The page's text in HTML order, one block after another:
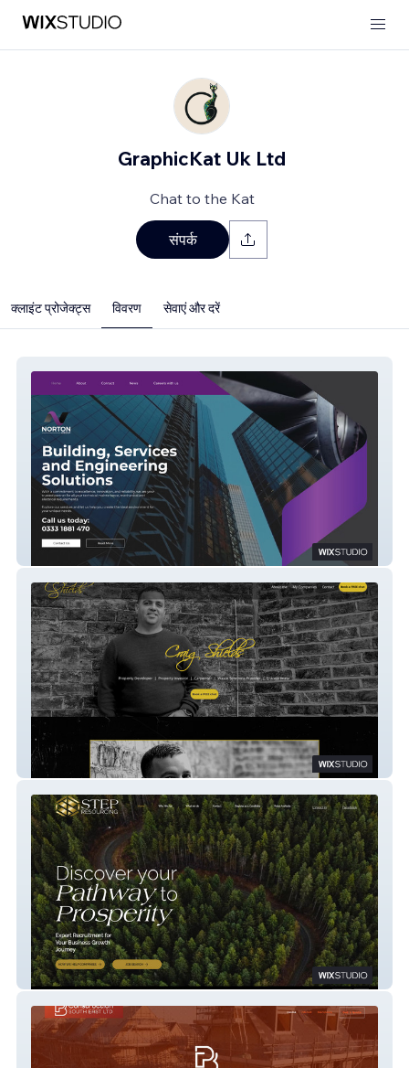
GraphicKat Uk Ltd
Chat to the Kat
संपर्क
क्लाइंट प्रोजेक्ट्स विवरण सेवाएं और दरें
Norton-Group
Craig Shields
Step Resourcing